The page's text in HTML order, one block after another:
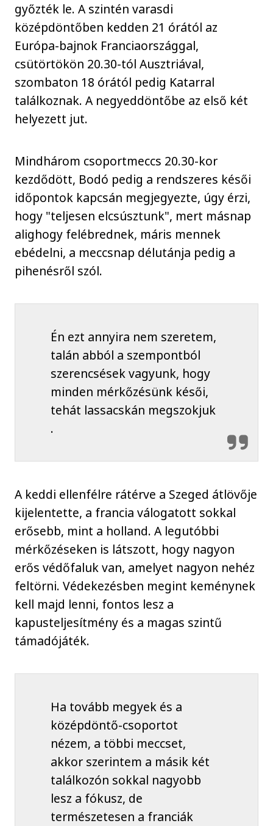
győzték le. A szintén varasdi
középdöntőben kedden 21 órától az
Európa-bajnok Franciaországgal,
csütörtökön 20.30-tól Ausztriával,
szombaton 18 órától pedig Katarral
találkoznak. A negyeddöntőbe az első két
helyezett jut.
Mindhárom csoportmeccs 20.30-kor
kezdődött, Bodó pedig a rendszeres késői
időpontok kapcsán megjegyezte, úgy érzi,
hogy "teljesen elcsúsztunk", mert másnap
alighogy felébrednek, máris mennek
ebédelni, a meccsnap délutánja pedig a
pihenésről szól.
Én ezt annyira nem szeretem,
talán abból a szempontból
szerencsések vagyunk, hogy
minden mérkőzésünk késői,
tehát lassacskán megszokjuk
.
A keddi ellenfélre rátérve a Szeged átlövője
kijelentette, a francia válogatott sokkal
erősebb, mint a holland. A legutóbbi
mérkőzéseken is látszott, hogy nagyon
erős védőfaluk van, amelyet nagyon nehéz
feltörni. Védekezésben megint keménynek
kell majd lenni, fontos lesz a
kapusteljesítmény és a magas szintű
támadójáték.
Ha tovább megyek és a
középdöntő-csoportot
nézem, a többi meccset,
akkor szerintem a másik két
találkozón sokkal nagyobb
lesz a fókusz, de
természetesen a franciák